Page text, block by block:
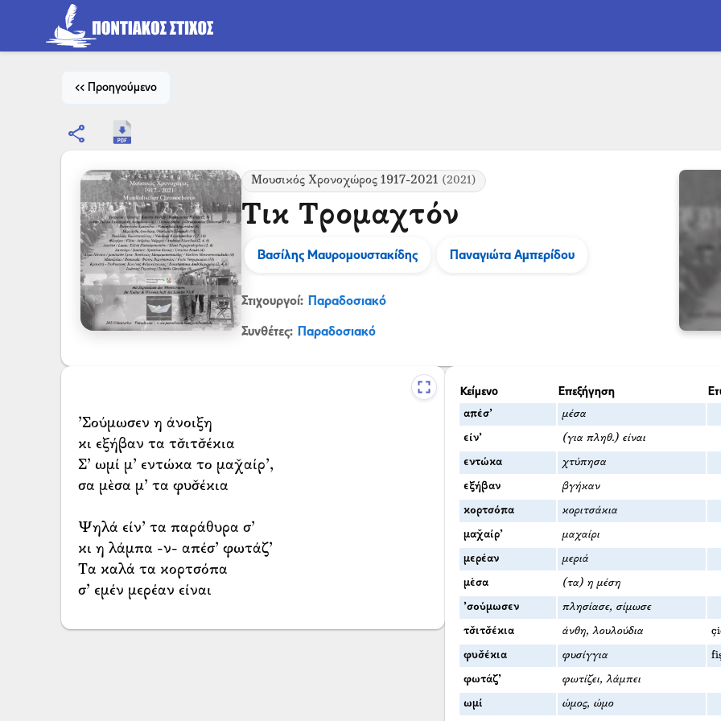
<< Προηγούμενο
share
Μουσικός Χρονοχώρος 1917-2021 (2021)
Τικ Τρομαχτόν
Βασίλης Μαυρομουστακίδης Παναγιώτα Αμπερίδου
Στιχουργοί: Παραδοσιακό
Συνθέτες: Παραδοσιακό
’Σούμωσεν η άνοιξη
κι εξήβαν τα τσ̌ιτσ̌έκια
Σ’ ωμί μ’ εντώκα το μαχ̌αίρ’,
σα μὲσα μ’ τα φυσ̌έκια
Ψηλά είν’ τα παράθυρα σ’
κι η λάμπα -ν- απέσ’ φωτάζ’
Τα καλά τα κορτσόπα
σ’ εμέν μερέαν είναι
Κείμενο Επεξήγηση
απέσ’ μέσα
είν’ (για πληθ.) είναι
εντώκα χτύπησα
εξήβαν βγήκαν
κορτσόπα κοριτσάκια
μαχ̌αίρ’ μαχαίρι
μερέαν μεριά
μὲσα (τα) η μέση
’σούμωσεν πλησίασε, σίμωσε
τσ̌ιτσ̌έκια άνθη, λουλούδια
φυσ̌έκια φυσίγγια
φωτάζ’ φωτίζει, λάμπει
ωμί ώμος, ώμο